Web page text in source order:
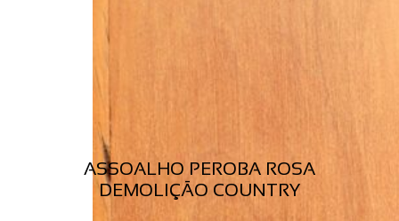
ASSOALHO PEROBA ROSA
DEMOLIÇÃO COUNTRY